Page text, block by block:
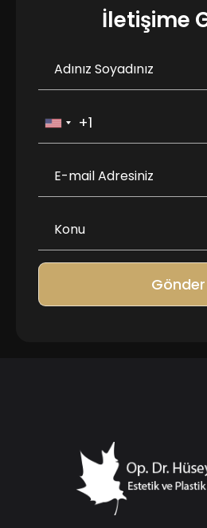
İletişime
Gönder